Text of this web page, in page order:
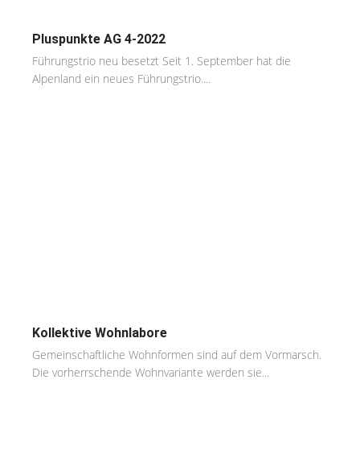
Pluspunkte AG 4-2022
Führungstrio neu besetzt Seit 1. September hat die
Alpenland ein neues Führungstrio....
Kollektive Wohnlabore
Gemeinschaftliche Wohnformen sind auf dem Vormarsch.
Die vorherrschende Wohnvariante werden sie...